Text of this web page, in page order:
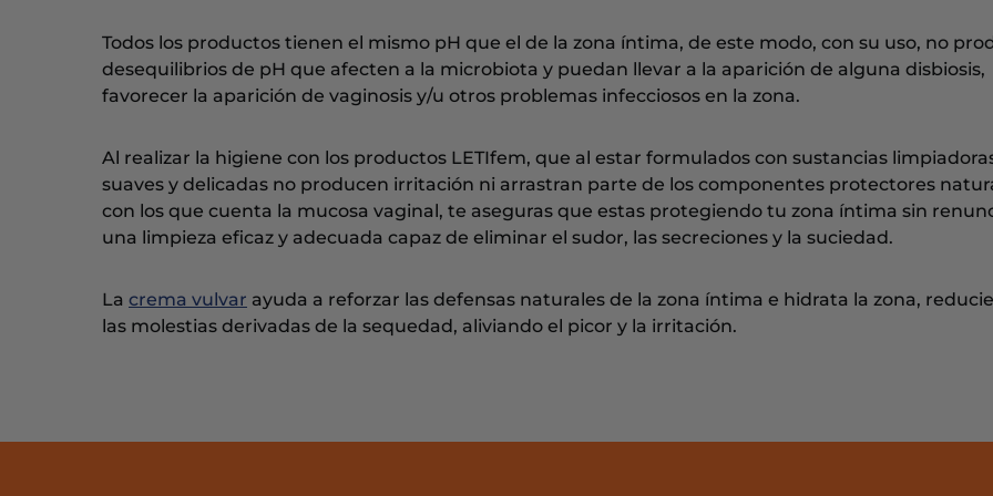
Todos los productos tienen el mismo pH que el de la zona íntima, de este modo, con su uso, no
desequilibrios de pH que afecten a la microbiota y puedan llevar a la aparición de alguna disbiosis,
favorecer la aparición de vaginosis y/u otros problemas infecciosos en la zona.
Al realizar la higiene con los productos LETIfem, que al estar formulados con sustancias
suaves y delicadas no producen irritación ni arrastran parte de los componentes protectores
con los que cuenta la mucosa vaginal, te aseguras que estas protegiendo tu zona íntima sin
una limpieza eficaz y adecuada capaz de eliminar el sudor, las secreciones y la suciedad.
La crema vulvar ayuda a reforzar las defensas naturales de la zona íntima e hidrata la zona,
las molestias derivadas de la sequedad, aliviando el picor y la irritación.